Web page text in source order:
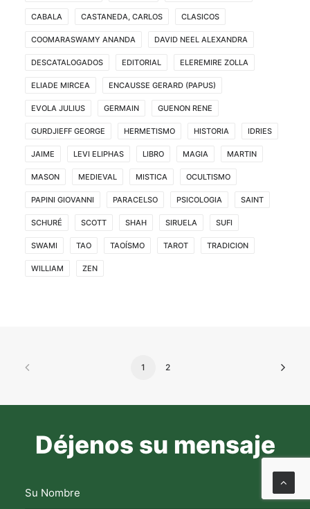
CABALA CASTANEDA, CARLOS CLASICOS
COOMARASWAMY ANANDA DAVID NEEL ALEXANDRA
DESCATALOGADOS EDITORIAL ELEREMIRE ZOLLA
ELIADE MIRCEA ENCAUSSE GERARD (PAPUS)
EVOLA JULIUS GERMAIN GUENON RENE
GURDJIEFF GEORGE HERMETISMO HISTORIA IDRIES
JAIME LEVI ELIPHAS LIBRO MAGIA MARTIN
MASON MEDIEVAL MISTICA OCULTISMO
PAPINI GIOVANNI PARACELSO PSICOLOGIA SAINT
SCHURÉ SCOTT SHAH SIRUELA SUFI
SWAMI TAO TAOÍSMO TAROT TRADICION
WILLIAM ZEN
1 2
Déjenos su mensaje
Su Nombre